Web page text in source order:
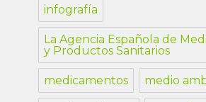
infografía
La Agencia Española de
y Productos Sanitarios
medicamentos medio